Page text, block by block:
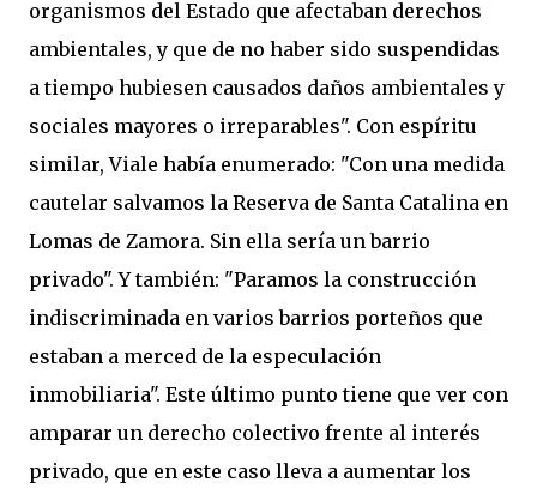
organismos del Estado que afectaban derechos
ambientales, y que de no haber sido suspendidas
a tiempo hubiesen causados daños ambientales y
sociales mayores o irreparables". Con espíritu
similar, Viale había enumerado: "Con una medida
cautelar salvamos la Reserva de Santa Catalina en
Lomas de Zamora. Sin ella sería un barrio
privado". Y también: "Paramos la construcción
indiscriminada en varios barrios porteños que
estaban a merced de la especulación
inmobiliaria". Este último punto tiene que ver con
amparar un derecho colectivo frente al interés
privado, que en este caso lleva a aumentar los